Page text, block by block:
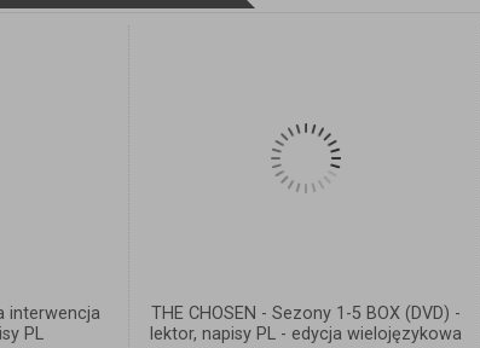
interwencja
PL
THE CHOSEN - Sezony 1-5 BOX (DVD) -
lektor, napisy PL - edycja wielojęzykowa